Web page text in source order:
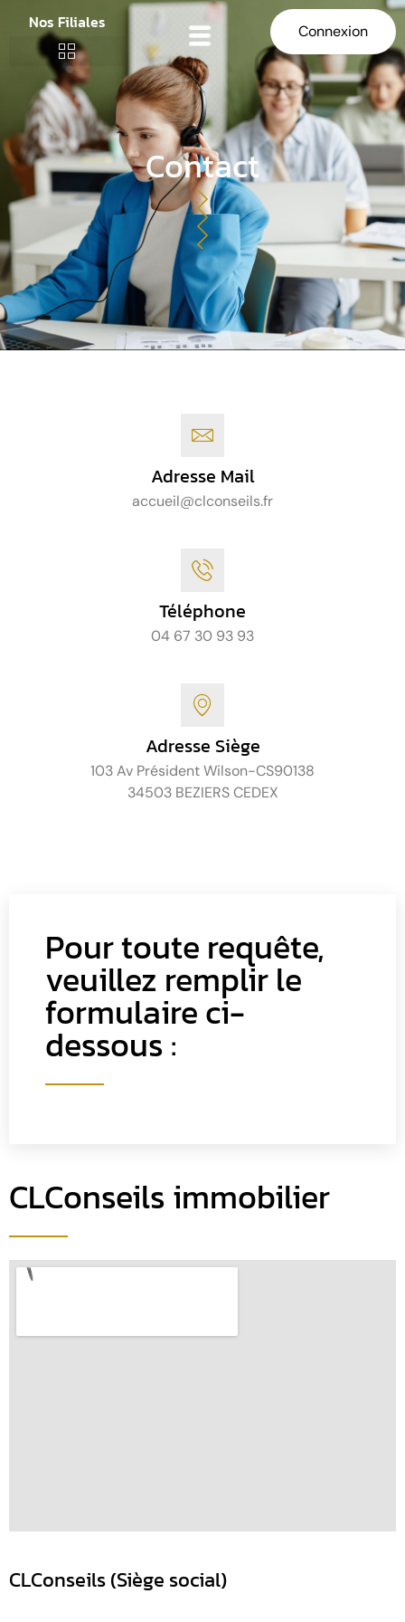
Nos Filiales Connexion
Contact
Adresse Mail
accueil@clconseils.fr
Téléphone
04 67 30 93 93
Adresse Siège
103 Av Président Wilson-CS90138
34503 BEZIERS CEDEX
Pour toute requête,
veuillez remplir le
formulaire ci-
dessous :
CLConseils immobilier
CLConseils (Siège social)